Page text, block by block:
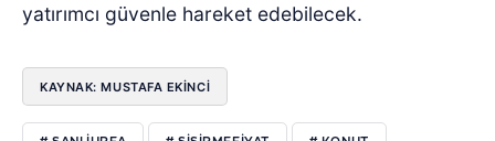
yatırımcı güvenle hareket edebilecek.
KAYNAK: MUSTAFA EKİNCİ